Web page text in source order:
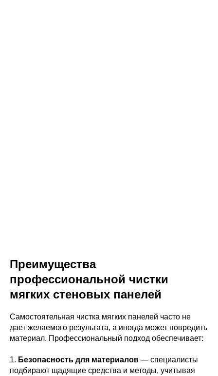
Преимущества
профессиональной чистки
мягких стеновых панелей
Самостоятельная чистка мягких панелей часто не
дает желаемого результата, а иногда может повредить
материал. Профессиональный подход обеспечивает:
1. Безопасность для материалов — специалисты
подбирают щадящие средства и методы, учитывая